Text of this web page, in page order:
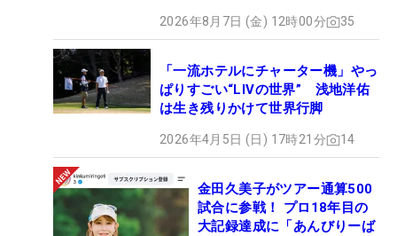
2026年8月7日 (金) 12時00分 35
「一流ホテルにチャーター機」やっ
ぱりすごい“LIVの世界” 浅地洋佑
は生き残りかけて世界行脚
2026年4月5日 (日) 17時21分 14
金田久美子がツアー通算500
試合に参戦！ プロ18年目の
大記録達成に「あんびりーば